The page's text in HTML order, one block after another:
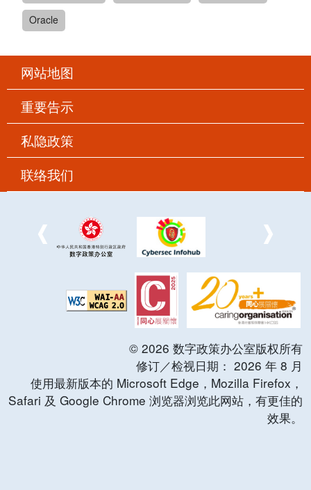
Oracle
网站地图
重要告示
私隐政策
联络我们
© 2026 数字政策办公室版权所有
修订／检视日期： 2026 年 8 月
使用最新版本的 Microsoft Edge，Mozilla Firefox，
Safari 及 Google Chrome 浏览器浏览此网站，有更佳的
效果。